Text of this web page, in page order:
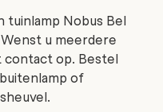
tuinlamp Nobus Bel
u meerdere
contact op. Bestel
of